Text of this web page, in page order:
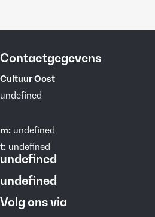
Contactgegevens
Cultuur Oost
undefined
m: undefined
t: undefined
undefined
undefined
Volg ons via